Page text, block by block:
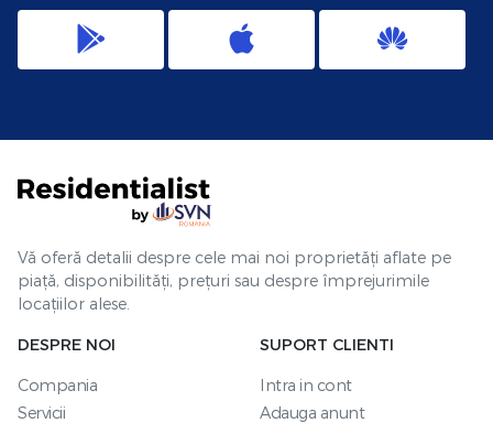
Vă oferă detalii despre cele mai noi proprietăți aflate pe
piață, disponibilități, prețuri sau despre împrejurimile
locațiilor alese.
DESPRE NOI
Compania
Servicii
SUPORT CLIENTI
Intra in cont
Adauga anunt